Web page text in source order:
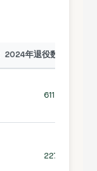
2024年退役数量
611.9K
227.1K